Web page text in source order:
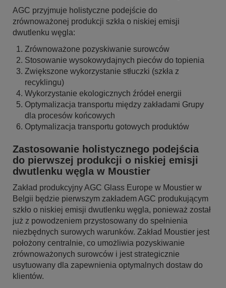
AGC przyjmuje holistyczne podejście do
zrównoważonej produkcji szkła o niskiej emisji
dwutlenku węgla:
Zrównoważone pozyskiwanie surowców
Stosowanie wysokowydajnych pieców do topienia
Zwiększone wykorzystanie stłuczki (szkła z
recyklingu)
Wykorzystanie ekologicznych źródeł energii
Optymalizacja transportu między zakładami Grupy
dla procesów końcowych
Optymalizacja transportu gotowych produktów
Zastosowanie holistycznego podejścia
do pierwszej produkcji o niskiej emisji
dwutlenku węgla w Moustier
Zakład produkcyjny AGC Glass Europe w Moustier w
Belgii będzie pierwszym zakładem AGC produkującym
szkło o niskiej emisji dwutlenku węgla, ponieważ został
już z powodzeniem przystosowany do spełnienia
niezbędnych surowych warunków. Zakład Moustier jest
położony centralnie, co umożliwia pozyskiwanie
zrównoważonych surowców i jest strategicznie
usytuowany dla zapewnienia optymalnych dostaw do
klientów.